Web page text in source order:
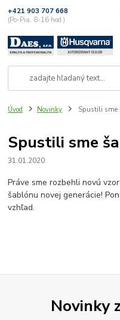
+421 903 707 668
(Po-Pia, 8-16 hod.)
Úvod Novinky Spustili sme
Spustili sme
31.01.2020
Práve sme rozbehli novú
šablónu novej generácie!
vzhľad.
Novinky